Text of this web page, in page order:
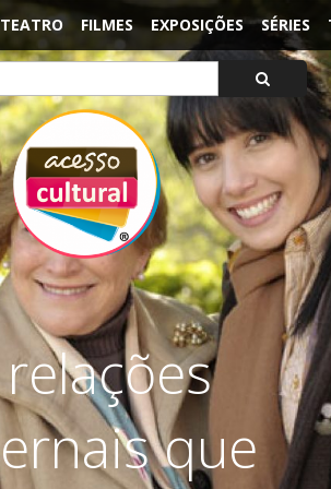
TEATRO FILMES EXPOSIÇÕES SÉRIES
que